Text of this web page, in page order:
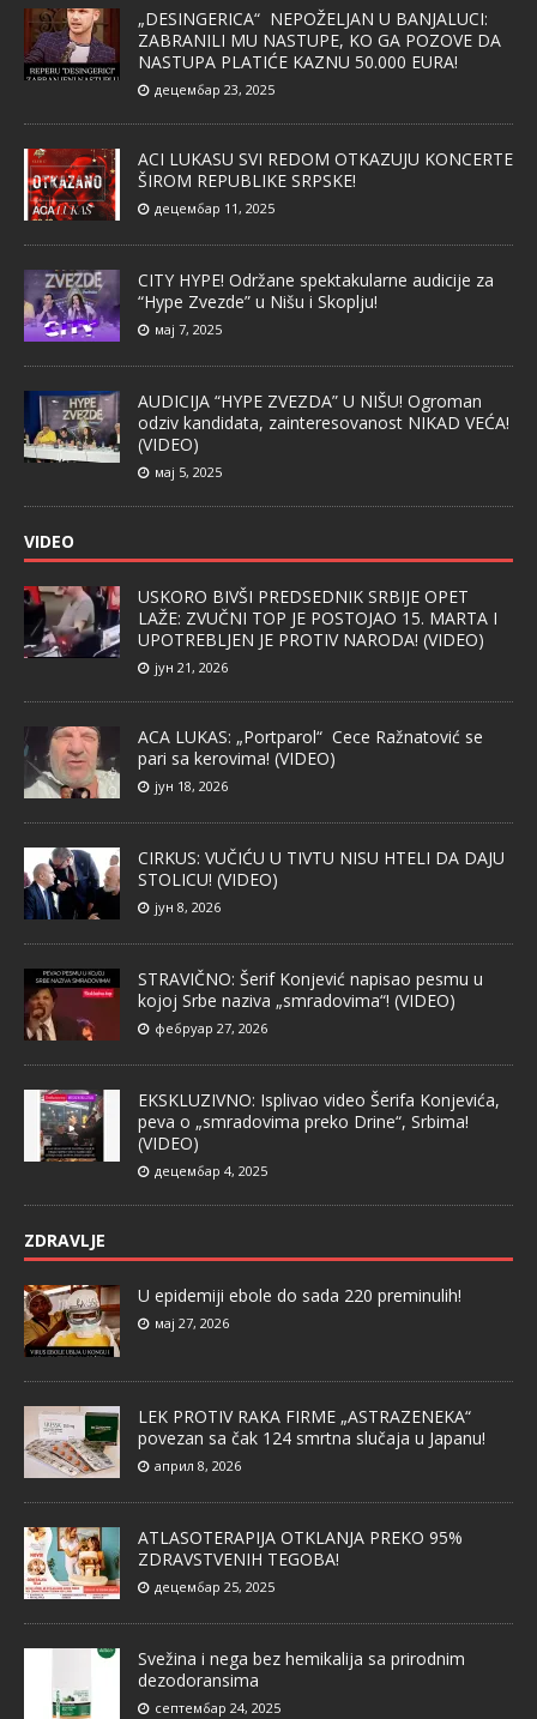
„DESINGERICA“ NEPOŽELJAN U BANJALUCI:
ZABRANILI MU NASTUPE, KO GA POZOVE DA
NASTUPA PLATIĆE KAZNU 50.000 EURA!
децембар 23, 2025
ACI LUKASU SVI REDOM OTKAZUJU KONCERTE
ŠIROM REPUBLIKE SRPSKE!
децембар 11, 2025
CITY HYPE! Održane spektakularne audicije za
“Hype Zvezde” u Nišu i Skoplju!
мај 7, 2025
AUDICIJA “HYPE ZVEZDA” U NIŠU! Ogroman
odziv kandidata, zainteresovanost NIKAD VEĆA!
(VIDEO)
мај 5, 2025
VIDEO
USKORO BIVŠI PREDSEDNIK SRBIJE OPET
LAŽE: ZVUČNI TOP JE POSTOJAO 15. MARTA I
UPOTREBLJEN JE PROTIV NARODA! (VIDEO)
јун 21, 2026
ACA LUKAS: „Portparol“ Cece Ražnatović se
pari sa kerovima! (VIDEO)
јун 18, 2026
CIRKUS: VUČIĆU U TIVTU NISU HTELI DA DAJU
STOLICU! (VIDEO)
јун 8, 2026
STRAVIČNO: Šerif Konjević napisao pesmu u
kojoj Srbe naziva „smradovima“! (VIDEO)
фебруар 27, 2026
EKSKLUZIVNO: Isplivao video Šerifa Konjevića,
peva o „smradovima preko Drine“, Srbima!
(VIDEO)
децембар 4, 2025
ZDRAVLJE
U epidemiji ebole do sada 220 preminulih!
мај 27, 2026
LEK PROTIV RAKA FIRME „ASTRAZENEKA“
povezan sa čak 124 smrtna slučaja u Japanu!
април 8, 2026
ATLASOTERAPIJA OTKLANJA PREKO 95%
ZDRAVSTVENIH TEGOBA!
децембар 25, 2025
Svežina i nega bez hemikalija sa prirodnim
dezodoransima
септембар 24, 2025